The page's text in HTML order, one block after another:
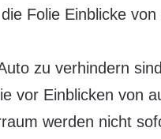
Folie Einblicke von
zu verhindern sind
vor Einblicken von
werden nicht